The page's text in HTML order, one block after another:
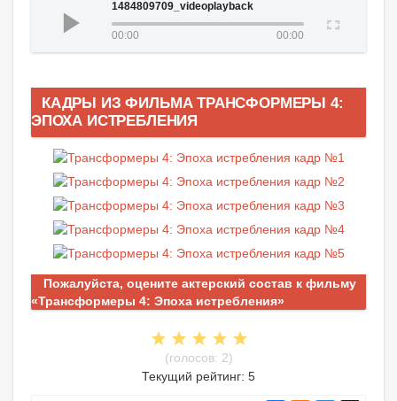
1484809709_videoplayback
00:00 00:00
КАДРЫ ИЗ ФИЛЬМА ТРАНСФОРМЕРЫ 4:
ЭПОХА ИСТРЕБЛЕНИЯ
Пожалуйста, оцените актерский состав к фильму
«Трансформеры 4: Эпоха истребления»
(голосов: 2)
Текущий рейтинг: 5